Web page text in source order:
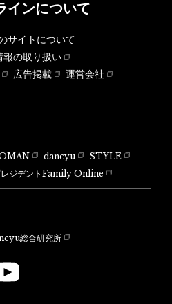
インについて
サイトについて
報の取り扱い
広告掲載
運営会社
dancyu
STYLE
レジデントFamily Online
総合研究所